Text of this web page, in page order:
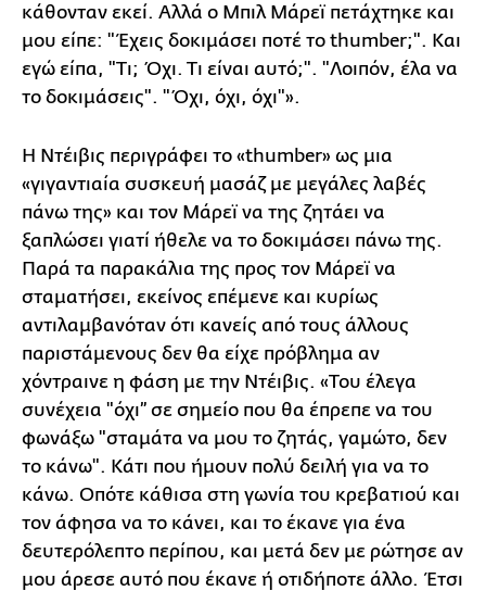
κάθονταν εκεί. Αλλά ο Μπιλ Μάρεϊ πετάχτηκε και
μου είπε: "Έχεις δοκιμάσει ποτέ το thumber;". Και
εγώ είπα, "Τι; Όχι. Τι είναι αυτό;". "Λοιπόν, έλα να
το δοκιμάσεις". "Όχι, όχι, όχι"».
Η Ντέιβις περιγράφει το «thumber» ως μια
«γιγαντιαία συσκευή μασάζ με μεγάλες λαβές
πάνω της» και τον Μάρεϊ να της ζητάει να
ξαπλώσει γιατί ήθελε να το δοκιμάσει πάνω της.
Παρά τα παρακάλια της προς τον Μάρεϊ να
σταματήσει, εκείνος επέμενε και κυρίως
αντιλαμβανόταν ότι κανείς από τους άλλους
παριστάμενους δεν θα είχε πρόβλημα αν
χόντραινε η φάση με την Ντέιβις. «Του έλεγα
συνέχεια "όχι” σε σημείο που θα έπρεπε να του
φωνάξω "σταμάτα να μου το ζητάς, γαμώτο, δεν
το κάνω". Κάτι που ήμουν πολύ δειλή για να το
κάνω. Οπότε κάθισα στη γωνία του κρεβατιού και
τον άφησα να το κάνει, και το έκανε για ένα
δευτερόλεπτο περίπου, και μετά δεν με ρώτησε αν
μου άρεσε αυτό που έκανε ή οτιδήποτε άλλο. Έτσι